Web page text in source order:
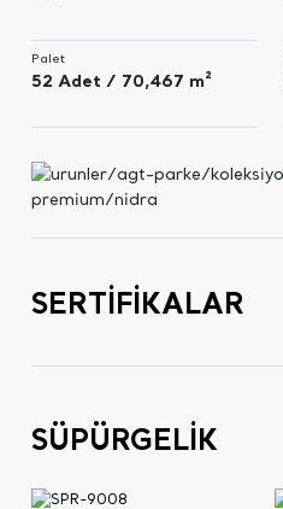
Palet
52 Adet / 70,467 m²
SERTİFİKALAR
SÜPÜRGELİK